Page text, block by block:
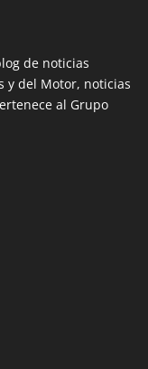
de noticias
y del Motor, noticias
al Grupo